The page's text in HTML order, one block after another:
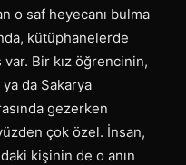
o saf heyecanı bulma
kütüphanelerde
Bir kız öğrencinin,
da Sakarya
gezerken
çok özel. İnsan,
kişinin de o anın